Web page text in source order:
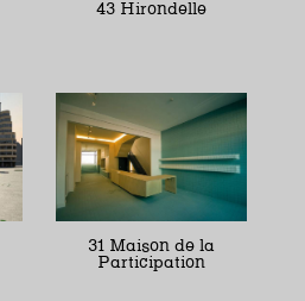
43 Hirondelle
31 Maison de la
Participation